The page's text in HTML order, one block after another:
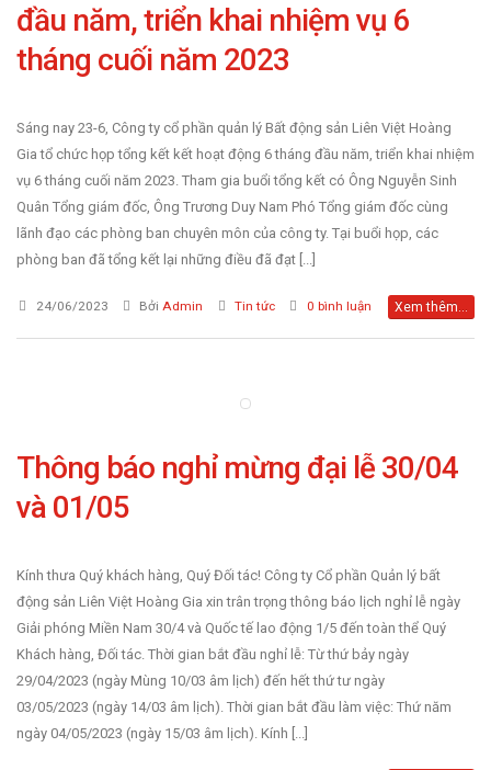
đầu năm, triển khai nhiệm vụ 6
tháng cuối năm 2023
Sáng nay 23-6, Công ty cổ phần quản lý Bất động sản Liên Việt Hoàng
Gia tổ chức họp tổng kết kết hoạt động 6 tháng đầu năm, triển khai nhiệm
vụ 6 tháng cuối năm 2023. Tham gia buổi tổng kết có Ông Nguyễn Sinh
Quân Tổng giám đốc, Ông Trương Duy Nam Phó Tổng giám đốc cùng
lãnh đạo các phòng ban chuyên môn của công ty. Tại buổi họp, các
phòng ban đã tổng kết lại những điều đã đạt [...]
24/06/2023 Bởi Admin Tin tức 0 bình luận Xem thêm...
Thông báo nghỉ mừng đại lễ 30/04
và 01/05
Kính thưa Quý khách hàng, Quý Đối tác! Công ty Cổ phần Quản lý bất
động sản Liên Việt Hoàng Gia xin trân trọng thông báo lịch nghỉ lễ ngày
Giải phóng Miền Nam 30/4 và Quốc tế lao động 1/5 đến toàn thể Quý
Khách hàng, Đối tác. Thời gian bắt đầu nghỉ lễ: Từ thứ bảy ngày
29/04/2023 (ngày Mùng 10/03 âm lịch) đến hết thứ tư ngày
03/05/2023 (ngày 14/03 âm lịch). Thời gian bắt đầu làm việc: Thứ năm
ngày 04/05/2023 (ngày 15/03 âm lịch). Kính [...]